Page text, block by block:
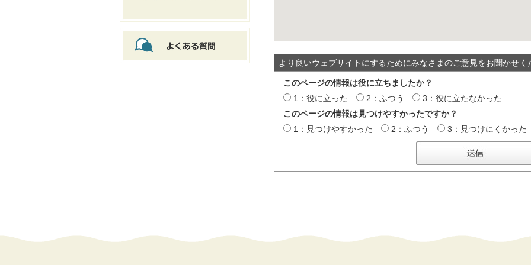
より良いウェブサイトにするためにみなさまのご意見をお聞かせく
このページの情報は役に立ちましたか？
1：役に立った
2：ふつう
3：役に立たなかった
このページの情報は見つけやすかったですか？
1：見つけやすかった
2：ふつう 3：見つけにくかった